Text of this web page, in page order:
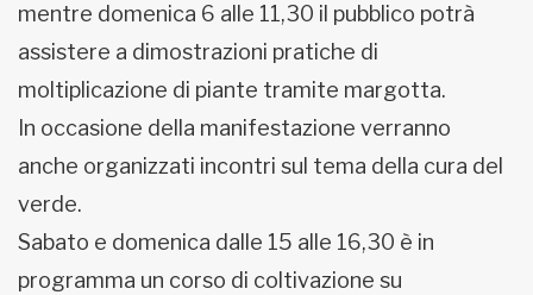
mentre domenica 6 alle 11,30 il pubblico potrà
assistere a dimostrazioni pratiche di
moltiplicazione di piante tramite margotta.
In occasione della manifestazione verranno
anche organizzati incontri sul tema della cura del
verde.
Sabato e domenica dalle 15 alle 16,30 è in
programma un corso di coltivazione su